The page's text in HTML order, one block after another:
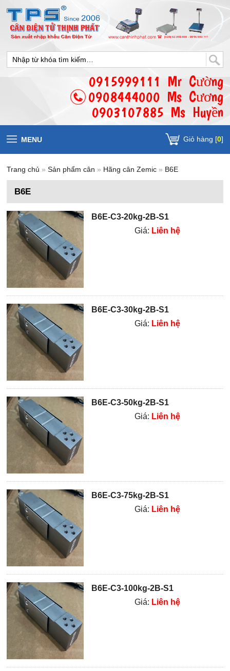
0915999111 Mr Cường
0908444000 Ms Cương
0903107885 Ms Huyền
MENU Giỏ hàng [0]
Trang chủ »Sản phẩm cân » Hãng cân Zemic » B6E
B6E
B6E-C3-20kg-2B-S1
Giá: Liên hệ
B6E-C3-30kg-2B-S1
Giá: Liên hệ
B6E-C3-50kg-2B-S1
Giá: Liên hệ
B6E-C3-75kg-2B-S1
Giá: Liên hệ
B6E-C3-100kg-2B-S1
Giá: Liên hệ